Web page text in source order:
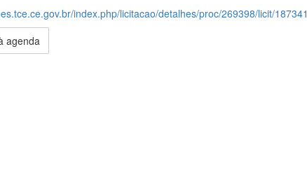
index.php/licitacao/detalhes/proc/269398/licit/187341
agenda